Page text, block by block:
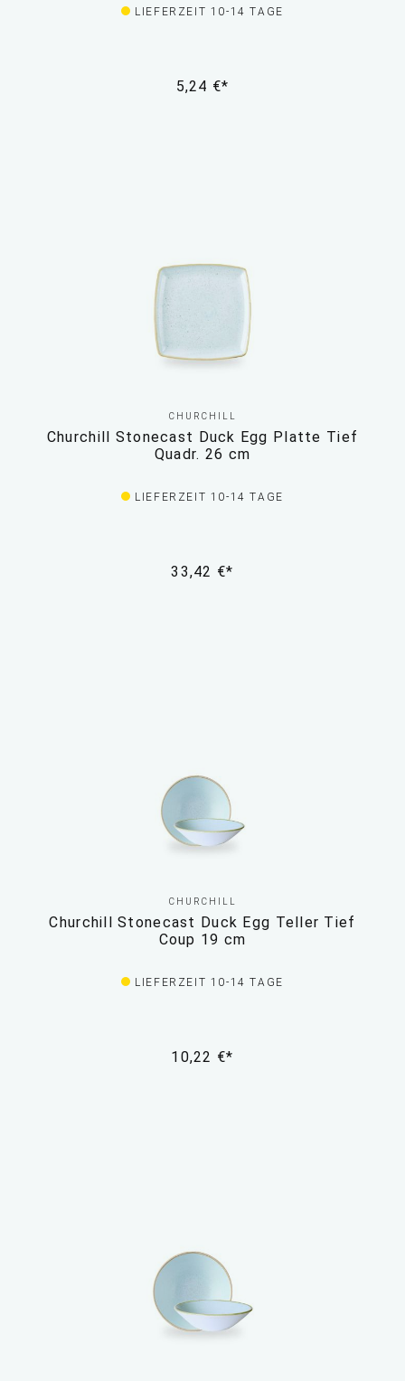
LIEFERZEIT 10-14 TAGE
5,24 €*
CHURCHILL
Churchill Stonecast Duck Egg Platte Tief
Quadr. 26 cm
LIEFERZEIT 10-14 TAGE
33,42 €*
CHURCHILL
Churchill Stonecast Duck Egg Teller Tief
Coup 19 cm
LIEFERZEIT 10-14 TAGE
10,22 €*